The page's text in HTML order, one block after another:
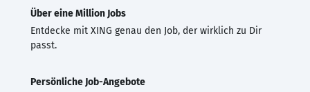
Über eine Million Jobs
Entdecke mit XING genau den Job, der wirklich zu Dir
passt.
Persönliche Job-Angebote